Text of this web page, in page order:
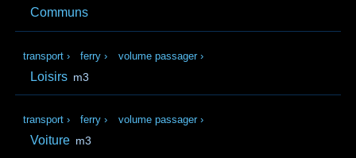
Communs
transport › ferry › volume passager ›
Loisirs m3
transport › ferry › volume passager ›
Voiture m3